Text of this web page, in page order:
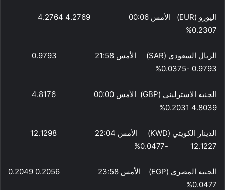
اليورو (EUR) الأمس 00:06 4.2769 4.2764
0.2307%
الريال السعودي (SAR) الأمس 21:58 0.9793
0.9793 -0.0375%
الجنيه الاسترليني (GBP) الأمس 00:00 4.8176
4.8039 0.2031%
12.1227 -0.0477%
الجنيه المصري (EGP) الأمس 23:58 0.2056 0.2049
0.0477%